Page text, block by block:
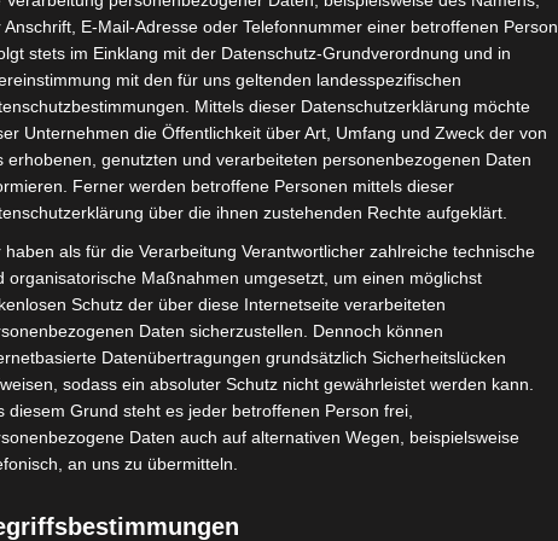
STADIEN IMPRESSUM
Kouraichi
(USMO)
Anschrift, E-Mail-Adresse oder Telefonnummer einer betroffenen Person,
stets im Einklang mit der Datenschutz-Grundverordnung und in
mit den für uns geltenden landesspezifischen
Mittels dieser Datenschutzerklärung möchte
Unternehmen die Öffentlichkeit über Art, Umfang und Zweck der von
erhobenen, genutzten und verarbeiteten personenbezogenen Daten
Ferner werden betroffene Personen mittels dieser
über die ihnen zustehenden Rechte aufgeklärt.
haben als für die Verarbeitung Verantwortlicher zahlreiche technische
organisatorische Maßnahmen umgesetzt, um einen möglichst
Schutz der über diese Internetseite verarbeiteten
Daten sicherzustellen. Dennoch können
Datenübertragungen grundsätzlich Sicherheitslücken
sodass ein absoluter Schutz nicht gewährleistet werden kann.
diesem Grund steht es jeder betroffenen Person frei,
Daten auch auf alternativen Wegen, beispielsweise
an uns zu übermitteln.